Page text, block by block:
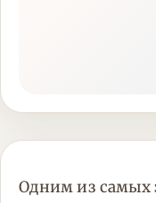
Одним из самых